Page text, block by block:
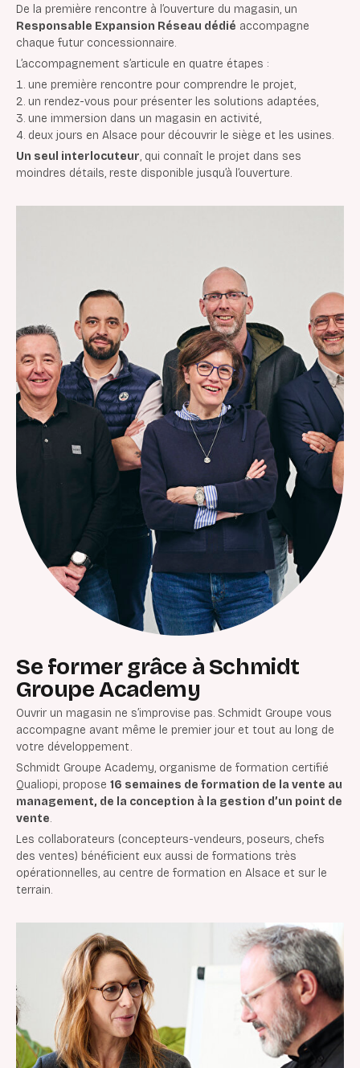
De la première rencontre à l’ouverture du magasin, un
Responsable Expansion Réseau dédié accompagne
chaque futur concessionnaire.
L’accompagnement s’articule en quatre étapes :
une première rencontre pour comprendre le projet,
un rendez-vous pour présenter les solutions adaptées,
une immersion dans un magasin en activité,
deux jours en Alsace pour découvrir le siège et les usines.
Un seul interlocuteur, qui connaît le projet dans ses
moindres détails, reste disponible jusqu’à l’ouverture.
Se former grâce à Schmidt
Groupe Academy
Ouvrir un magasin ne s’improvise pas. Schmidt Groupe vous
accompagne avant même le premier jour et tout au long de
votre développement.
Schmidt Groupe Academy, organisme de formation certifié
Qualiopi, propose 16 semaines de formation de la vente au
management, de la conception à la gestion d’un point de
vente.
Les collaborateurs (concepteurs-vendeurs, poseurs, chefs
des ventes) bénéficient eux aussi de formations très
opérationnelles, au centre de formation en Alsace et sur le
terrain.